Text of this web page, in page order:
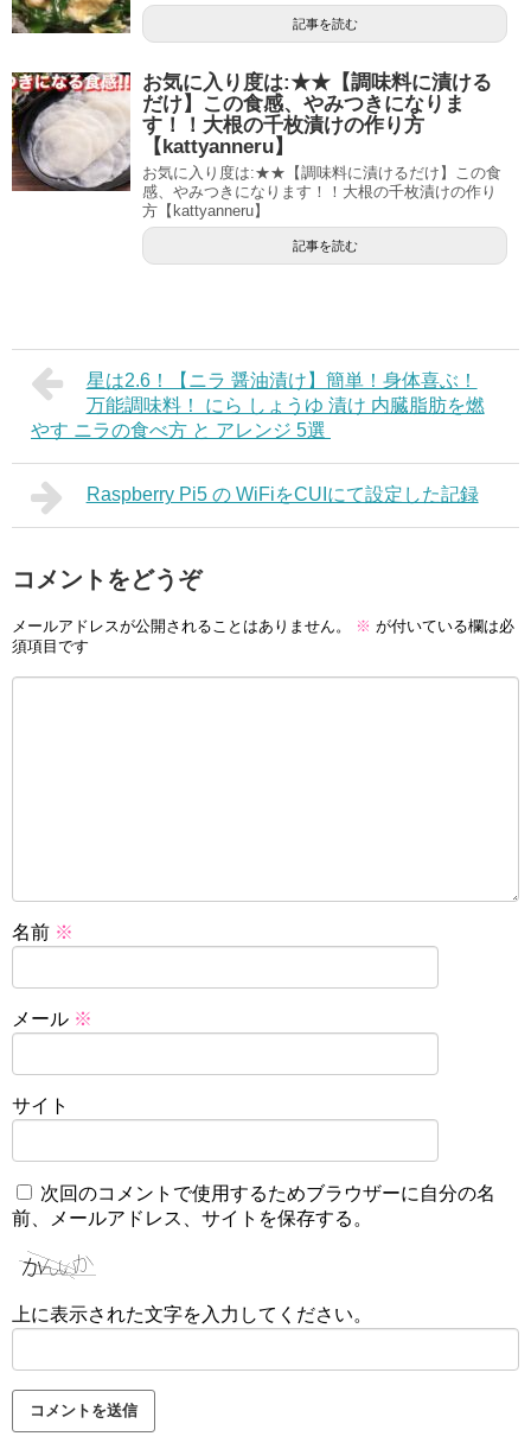
記事を読む
お気に入り度は:★★【調味料に漬ける
だけ】この食感、やみつきになりま
す！！大根の千枚漬けの作り方
【kattyanneru】
お気に入り度は:★★【調味料に漬けるだけ】この食
感、やみつきになります！！大根の千枚漬けの作り
方【kattyanneru】
記事を読む
星は2.6！【ニラ 醤油漬け】簡単！身体喜ぶ！
万能調味料！ にら しょうゆ 漬け 内臓脂肪を燃
やす ニラの食べ方 と アレンジ 5選
Raspberry Pi5 の WiFiをCUIにて設定した記録
コメントをどうぞ
メールアドレスが公開されることはありません。 ※ が付いている欄は必
須項目です
名前 ※
メール ※
サイト
次回のコメントで使用するためブラウザーに自分の名
前、メールアドレス、サイトを保存する。
上に表示された文字を入力してください。